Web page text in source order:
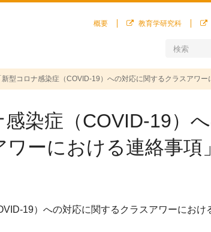
概要 教育学研究科
新型コロナ感染症（COVID-19）への対応に関するクラスアワ
感染症（COVID-19）
ーにおける連絡事項
19）への対応に関するクラスアワーにおけ